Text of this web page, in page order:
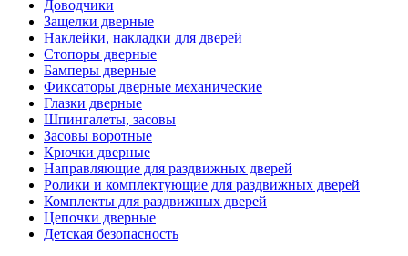
Доводчики
Защелки дверные
Наклейки, накладки для дверей
Стопоры дверные
Бамперы дверные
Фиксаторы дверные механические
Глазки дверные
Шпингалеты, засовы
Засовы воротные
Крючки дверные
Направляющие для раздвижных дверей
Ролики и комплектующие для раздвижных дверей
Комплекты для раздвижных дверей
Цепочки дверные
Детская безопасность